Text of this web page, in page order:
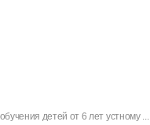
детей от 6 лет устному ...